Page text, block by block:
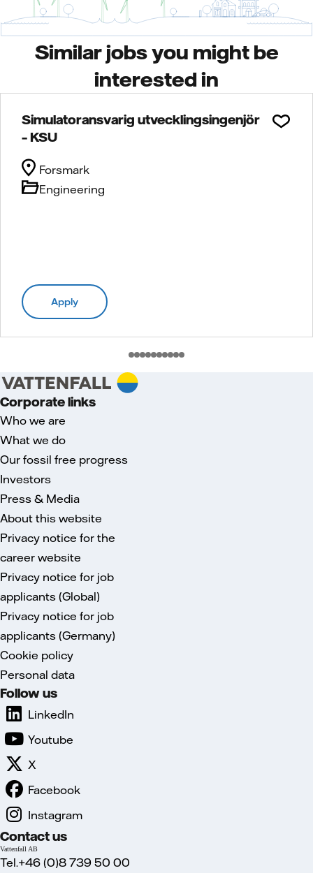
Similar jobs you might be
interested in
Simulatoransvarig utvecklingsingenjör
– KSU
Engineering
Forsmark
Apply
Corporate links
Who we are
What we do
Our fossil free progress
Investors
Press & Media
About this website
Privacy notice for the
career website
Privacy notice for job
applicants (Global)
Privacy notice for job
applicants (Germany)
Cookie policy
Personal data
Follow us
LinkedIn
Youtube
X
Facebook
Instagram
Contact us
Vattenfall AB
Tel.+46 (0)8 739 50 00